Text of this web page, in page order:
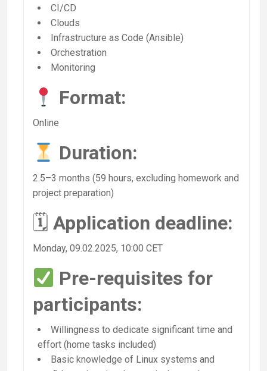
CI/CD
Clouds
Infrastructure as Code (Ansible)
Orchestration
Monitoring
Format:
Online
Duration:
2.5–3 months (59 hours, excluding homework and
project preparation)
🗓 Application deadline:
Monday, 09.02.2025, 10:00 CET
Pre-requisites for
participants:
Willingness to dedicate significant time and
effort (home tasks included)
Basic knowledge of Linux systems and